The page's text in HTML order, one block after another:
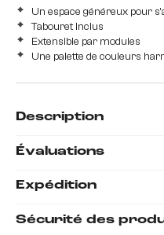
Un espace généreux pour
Tabouret inclus
Extensible par modules
Une palette de couleurs
Description
Évaluations
Expédition
Sécurité des